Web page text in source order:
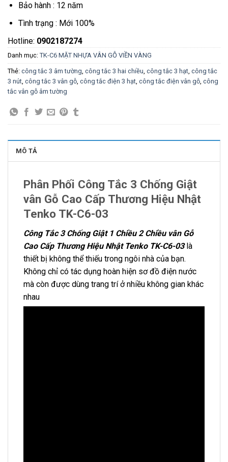
Bảo hành : 12 năm
Tình trạng : Mới 100%
Hotline: 0902187274
Danh mục: TK-C6 MẶT NHỰA VÂN GỖ VIỀN VÀNG
Thẻ: công tắc 3 âm tường công tắc 3 hai chiều công tắc 3 hạt công tắc
3 nút công tắc 3 vân gỗ công tắc điện 3 hạt công tắc điện vân gỗ công
tắc vân gỗ âm tường
MÔ TẢ
Phân Phối Công Tắc 3 Chống Giật
vân Gỗ Cao Cấp Thương Hiệu Nhật
Tenko TK-C6-03
Công Tắc 3 Chống Giật 1 Chiều 2 Chiều vân Gỗ
Cao Cấp Thương Hiệu Nhật Tenko TK-C6-03là
thiết bị không thể thiếu trong ngôi nhà của bạn.
Không chỉ có tác dụng hoàn hiện sơ đồ điện nước
mà còn được dùng trang trí ở nhiều không gian khác
nhau